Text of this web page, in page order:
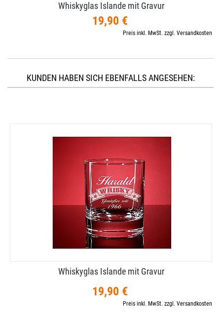
Whiskyglas Islande mit Gravur
19,90 €
Preis inkl. MwSt. zzgl. Versandkosten
KUNDEN HABEN SICH EBENFALLS ANGESEHEN:
Whiskyglas Islande mit Gravur
19,90 €
Preis inkl. MwSt. zzgl. Versandkosten